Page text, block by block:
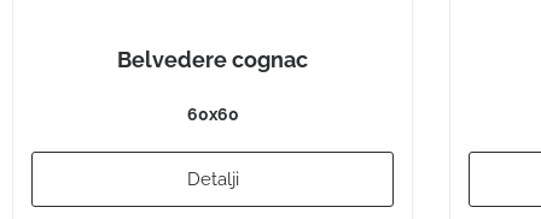
Belvedere cognac
60x60
Detalji